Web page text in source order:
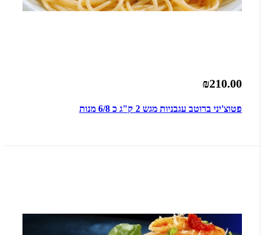
₪210.00
פטוצ'יני ברוטב עגבניות מגש 2 ק"ג כ 6/8 מנות